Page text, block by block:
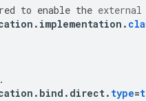
to enable the external
. implementation .
.
. bind . direct. type=